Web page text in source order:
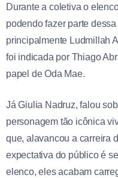
Durante a coletiva o
podendo fazer parte
principalmente Ludmillah
foi indicada por Thiago
papel de Oda Mae.
Já Giulia Nadruz, falou
personagem tão icônica
que, alavancou a carreira
expectativa do público é
elenco, eles acabam